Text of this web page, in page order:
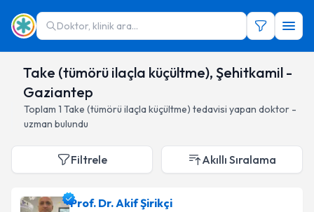
Doktor, klinik ara...
Take (tümörü ilaçla küçültme), Şehitkamil -
Gaziantep
Toplam 1 Take (tümörü ilaçla küçültme) tedavisi yapan doktor -
uzman bulundu
Filtrele Akıllı Sıralama
Prof. Dr. Akif Şirikçi